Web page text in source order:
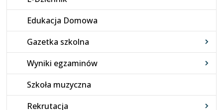
Edukacja Domowa
Gazetka szkolna
Wyniki egzaminów
Szkoła muzyczna
Rekrutacja